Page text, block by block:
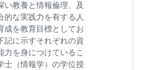
い教養と情報倫理、及
的な実践力を有する人
成を教育目標としてお
記に示すそれぞれの資
力を身につけているこ
士（情報学）の学位授